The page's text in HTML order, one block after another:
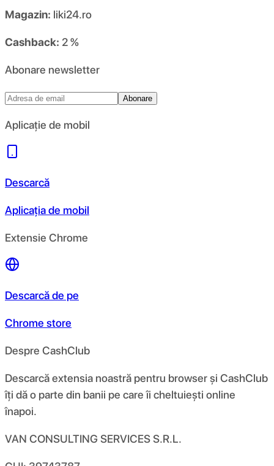
Magazin: liki24.ro
Cashback: 2 %
Abonare newsletter
Abonare
Aplicație de mobil
Descarcă
Aplicația de mobil
Extensie Chrome
Descarcă de pe
Chrome store
Despre CashClub
Descarcă extensia noastră pentru browser și CashClub
îți dă o parte din banii pe care îi cheltuiești online
înapoi.
VAN CONSULTING SERVICES S.R.L.